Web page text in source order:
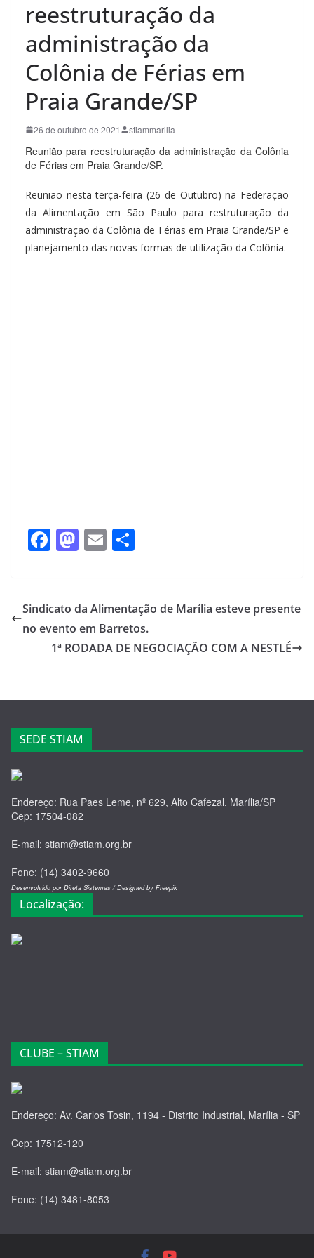
reestruturação da
administração da
Colônia de Férias em
Praia Grande/SP
26 de outubro de 2021 stiammarilia
Reunião para reestruturação da administração da Colônia
de Férias em Praia Grande/SP.
Reunião nesta terça-feira (26 de Outubro) na Federação
da Alimentação em São Paulo para restruturação da
administração da Colônia de Férias em Praia Grande/SP e
planejamento das novas formas de utilização da Colônia.
F
e
b
o
k
M
o
d
o
E
e
Sindicato da Alimentação de Marília esteve presente
no evento em Barretos.
1ª RODADA DE NEGOCIAÇÃO COM A NESTLÉ
SEDE STIAM
Endereço: Rua Paes Leme, nº 629, Alto Cafezal, Marília/SP
Cep: 17504-082
E-mail: stiam@stiam.org.br
Fone: (14) 3402-9660
Desenvolvido por Direta Sistemas /Designed by Freepik
Localização:
CLUBE – STIAM
Endereço: Av. Carlos Tosin, 1194 - Distrito Industrial, Marília - SP
Cep: 17512-120
E-mail: stiam@stiam.org.br
Fone: (14) 3481-8053